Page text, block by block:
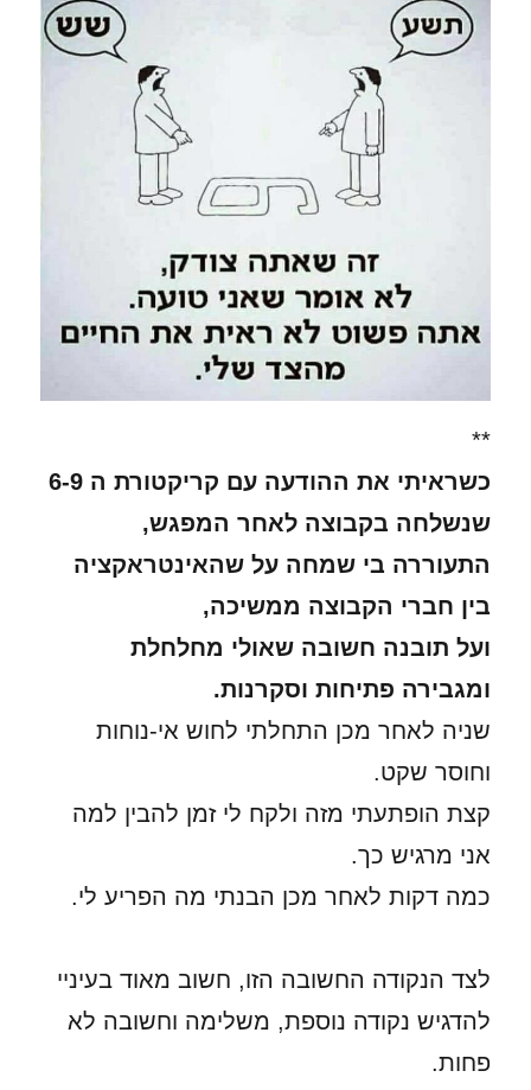
**
כשראיתי את ההודעה עם קריקטורת ה 6-9
שנשלחה בקבוצה לאחר המפגש,
התעוררה בי שמחה על שהאינטראקציה
בין חברי הקבוצה ממשיכה,
ועל תובנה חשובה שאולי מחלחלת
ומגבירה פתיחות וסקרנות.
שניה לאחר מכן התחלתי לחוש אי-נוחות
וחוסר שקט.
קצת הופתעתי מזה ולקח לי זמן להבין למה
אני מרגיש כך.
כמה דקות לאחר מכן הבנתי מה הפריע לי.
לצד הנקודה החשובה הזו, חשוב מאוד בעיניי
להדגיש נקודה נוספת, משלימה וחשובה לא
פחות.